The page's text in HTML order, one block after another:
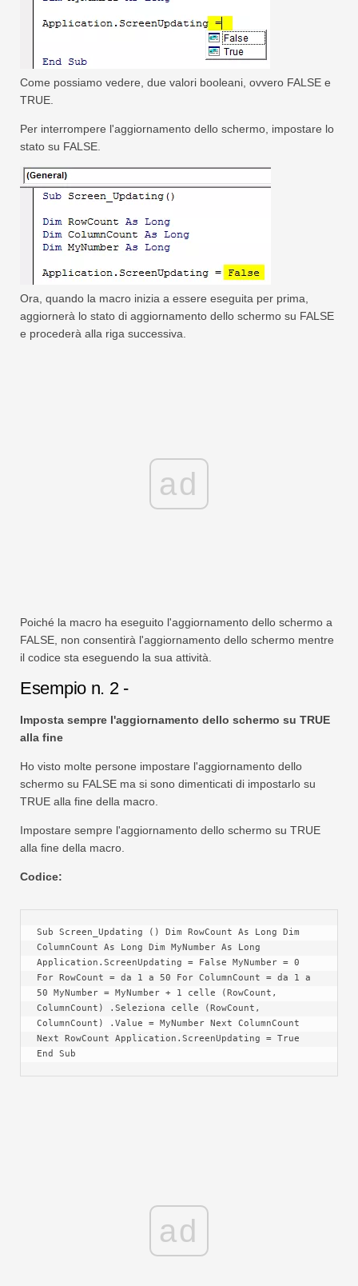
Come possiamo vedere, due valori booleani, ovvero FALSE e
TRUE.
Per interrompere l'aggiornamento dello schermo, impostare lo
stato su FALSE.
Ora, quando la macro inizia a essere eseguita per prima,
aggiornerà lo stato di aggiornamento dello schermo su FALSE
e procederà alla riga successiva.
ad
Poiché la macro ha eseguito l'aggiornamento dello schermo a
FALSE, non consentirà l'aggiornamento dello schermo mentre
il codice sta eseguendo la sua attività.
Esempio n. 2 -
Imposta sempre l'aggiornamento dello schermo su TRUE
alla fine
Ho visto molte persone impostare l'aggiornamento dello
schermo su FALSE ma si sono dimenticati di impostarlo su
TRUE alla fine della macro.
Impostare sempre l'aggiornamento dello schermo su TRUE
alla fine della macro.
Codice:
Sub Screen_Updating () Dim RowCount As Long Dim
ColumnCount As Long Dim MyNumber As Long
Application.ScreenUpdating = False MyNumber = 0
For RowCount = da 1 a 50 For ColumnCount = da 1 a
50 MyNumber = MyNumber + 1 celle (RowCount,
ColumnCount) .Seleziona celle (RowCount,
ColumnCount) .Value = MyNumber Next ColumnCount
Next RowCount Application.ScreenUpdating = True
End Sub
ad